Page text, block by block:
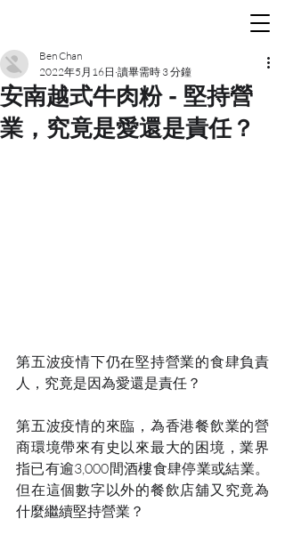
安南越式牛肉粉 - 堅持營
業，究竟是愛還是責任？
Ben Chan
2022年5月16日 讀畢需時 3 分鐘
第五波疫情下仍在堅持營業的食肆負責
人，究竟是因為愛還是責任？
第五波疫情的來臨，為香港餐飲業的營
商環境帶來有史以來最大的困境，業界
指已有逾3,000間酒樓食肆停業或結業。
但在這個數字以外的餐飲店舖又究竟為
什麼繼續堅持營業？